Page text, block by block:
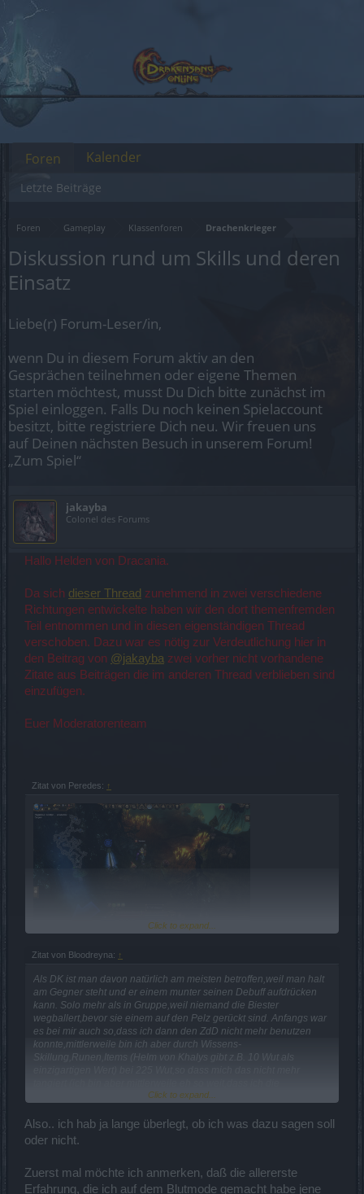
Foren Gameplay Klassenforen Drachenkrieger
Diskussion rund um Skills und deren
Einsatz
Liebe(r) Forum-Leser/in,
wenn Du in diesem Forum aktiv an den
Gesprächen teilnehmen oder eigene Themen
starten möchtest, musst Du Dich bitte zunächst im
Spiel einloggen. Falls Du noch keinen Spielaccount
besitzt, bitte registriere Dich neu. Wir freuen uns
auf Deinen nächsten Besuch in unserem Forum!
„Zum Spiel“
jakayba
Colonel des Forums
Hallo Helden von Dracania.
Da sich dieser Thread zunehmend in zwei verschiedene
Richtungen entwickelte haben wir den dort themenfremden
Teil entnommen und in diesen eigenständigen Thread
verschoben. Dazu war es nötig zur Verdeutlichung hier in
den Beitrag von @jakayba zwei vorher nicht vorhandene
Zitate aus Beiträgen die im anderen Thread verblieben sind
einzufügen.
Euer Moderatorenteam
Zitat von Peredes: ↑
Map neu betrete
ist der Zorn des Drachen unbrauchbar !!
Click to expand...
Zitat von Bloodreyna: ↑
Als DK ist man davon natürlich am meisten betroffen,weil man halt
am Gegner steht und er einem munter seinen Debuff aufdrücken
kann. Solo mehr als in Gruppe,weil niemand die Biester
wegballert,bevor sie einem auf den Pelz gerückt sind. Anfangs war
es bei mir auch so,dass ich dann den ZdD nicht mehr benutzen
konnte,mittlerweile bin ich aber durch Wissens-
Skillung,Runen,Items (Helm von Khalys gibt z.B. 10 Wut als
ranstürmenden Biester mit Kopfnuss und Bodenbrecher empfange
"debuffen" können). Du musst halt zusehen,dass du deine
Wutpunkte steigerst. 145 ist bisserl wenig,dann kommt es zu dem
Click to expand...
Also.. ich hab ja lange überlegt, ob ich was dazu sagen soll
oder nicht.
Zuerst mal möchte ich anmerken, daß die allererste
Erfahrung, die ich auf dem Blutmode gemacht habe jene
Foren
Letzte Beiträge
Kalender